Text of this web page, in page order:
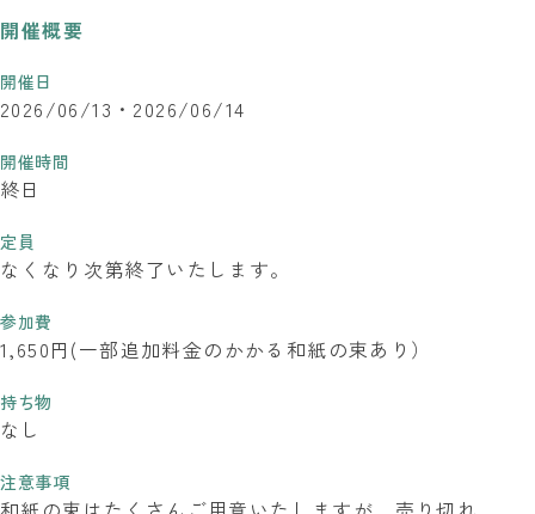
開催概要
開催日
2026/06/13 2026/06/14
開催時間
終日
定員
なくなり次第終了いたします。
参加費
1,650円(一部追加料金のかかる和紙の束あり）
持ち物
なし
注意事項